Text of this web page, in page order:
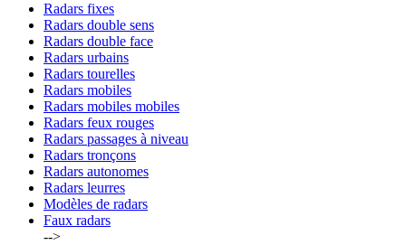
Radars fixes
Radars double sens
Radars double face
Radars urbains
Radars tourelles
Radars mobiles
Radars mobiles mobiles
Radars feux rouges
Radars passages à niveau
Radars tronçons
Radars autonomes
Radars leurres
Modèles de radars
Faux radars
-->